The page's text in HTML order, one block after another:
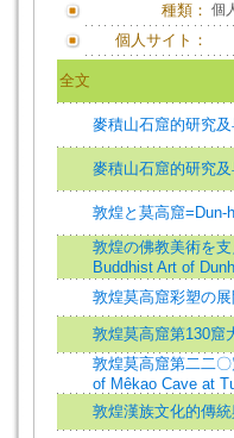
種類： 個
個人サイト：
全文
麥積山石窟的研究
麥積山石窟的研究
敦煌と莫高窟=Dun-
敦煌の佛教美術を
Buddhist Art of
敦煌莫高窟彩塑の展
敦煌莫高窟第130窟
敦煌莫高窟第二二
of Mêkao Cave at
敦煌漢族文化的傳